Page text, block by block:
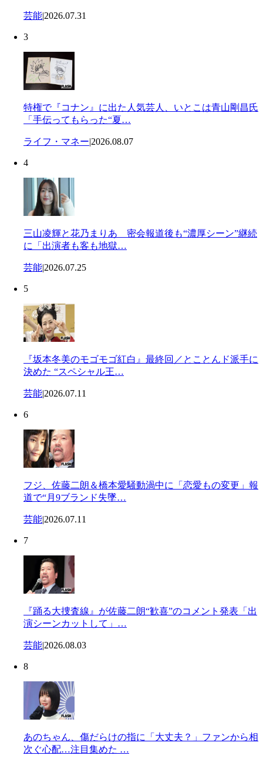
芸能|2026.07.31
3
特権で『コナン』に出た人気芸人、いとこは青山剛昌氏
「手伝ってもらった“夏…
ライフ・マネー|2026.08.07
4
三山凌輝と花乃まりあ 密会報道後も“濃厚シーン”継続
に「出演者も客も地獄…
芸能|2026.07.25
5
『坂本冬美のモゴモゴ紅白』最終回／とことんド派手に
決めた “スペシャル王…
芸能|2026.07.11
6
フジ、佐藤二朗＆橋本愛騒動渦中に「恋愛もの変更」報
道で“月9ブランド失墜…
芸能|2026.07.11
7
『踊る大捜査線』が佐藤二朗“歓喜”のコメント発表「出
演シーンカットして」…
芸能|2026.08.03
8
あのちゃん、傷だらけの指に「大丈夫？」ファンから相
次ぐ心配…注目集めた …